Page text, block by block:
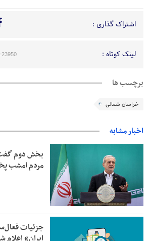
اشتراک گذاری :
لینک کوتاه :
برچسب ها
خراسان شمالی
اخبار مشابه
بخش دوم
مردم امشب
جزئیات